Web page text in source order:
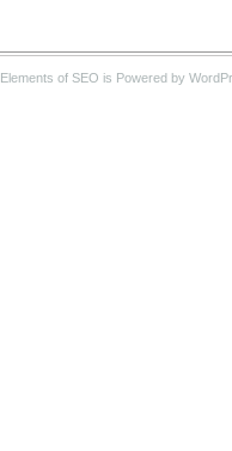
Elements of SEO is Powered by